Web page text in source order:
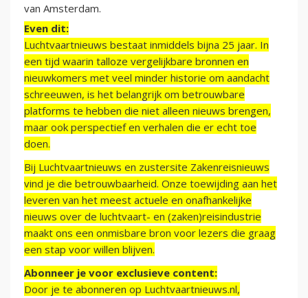
van Amsterdam.
Even dit:
Luchtvaartnieuws bestaat inmiddels bijna 25 jaar. In
een tijd waarin talloze vergelijkbare bronnen en
nieuwkomers met veel minder historie om aandacht
schreeuwen, is het belangrijk om betrouwbare
platforms te hebben die niet alleen nieuws brengen,
maar ook perspectief en verhalen die er echt toe
doen.
Bij Luchtvaartnieuws en zustersite Zakenreisnieuws
vind je die betrouwbaarheid. Onze toewijding aan het
leveren van het meest actuele en onafhankelijke
nieuws over de luchtvaart- en (zaken)reisindustrie
maakt ons een onmisbare bron voor lezers die graag
een stap voor willen blijven.
Abonneer je voor exclusieve content:
Door je te abonneren op Luchtvaartnieuws.nl,